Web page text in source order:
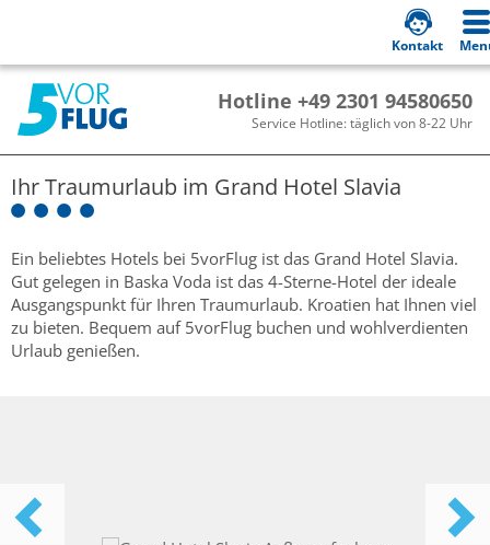
Hotline +49 2301 94580650
Service Hotline: täglich von 8-22 Uhr
Kontakt
Ihr Traumurlaub im Grand Hotel Slavia
Ein beliebtes Hotels bei 5vorFlug ist das Grand Hotel Slavia.
Gut gelegen in Baska Voda ist das 4-Sterne-Hotel der ideale
Ausgangspunkt für Ihren Traumurlaub. Kroatien hat Ihnen viel
zu bieten. Bequem auf 5vorFlug buchen und wohlverdienten
Urlaub genießen.